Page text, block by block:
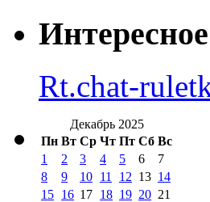
Интересное
Rt.chat-
Декабрь 2025
Пн Вт Ср Чт Пт Сб Вс
1 2 3 4 5 6
7
8
9 10 11 12 13 14
15 16 17 18 19 20 21